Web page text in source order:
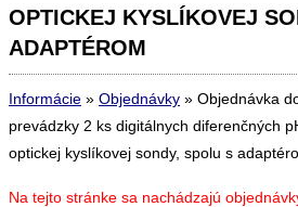
OPTICKEJ KYSLÍKOVEJ
ADAPTÉROM
Informácie » Objednávky » Objednávka
prevádzky 2 ks digitálnych diferenčných
optickej kyslíkovej sondy, spolu s
Na tejto stránke sa nachádzajú